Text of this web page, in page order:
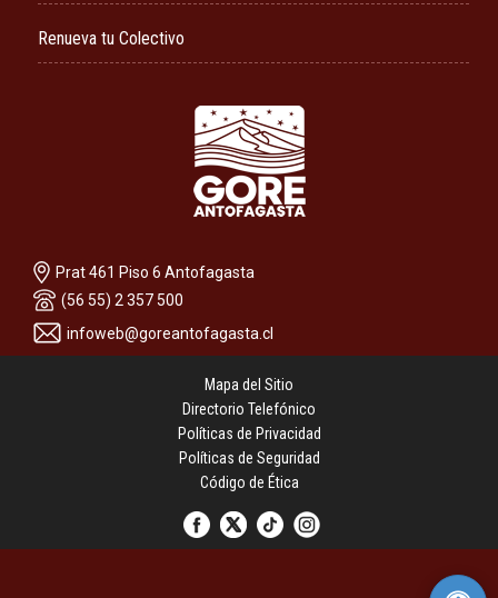
Renueva tu Colectivo
Prat 461 Piso 6 Antofagasta
(56 55) 2 357 500
infoweb@goreantofagasta.cl
Mapa del Sitio
Directorio Telefónico
Políticas de Privacidad
Políticas de Seguridad
Código de Ética